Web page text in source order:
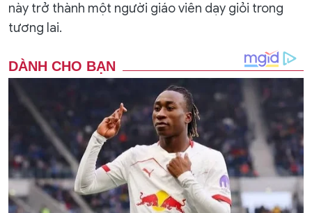
này trở thành một người giáo viên dạy giỏi trong
tương lai.